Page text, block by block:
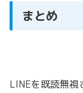
まとめ
LINEを既読無視